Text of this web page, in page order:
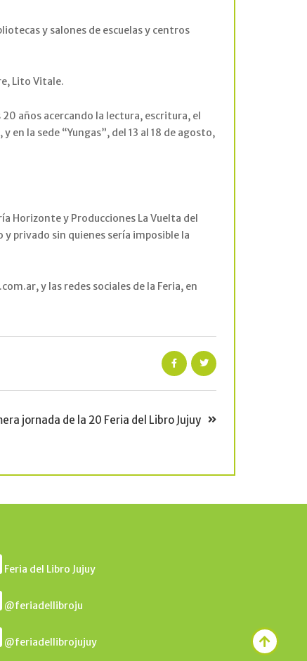
y salones de escuelas y centros
Lito Vitale.
años acercando la lectura, escritura, el
en la sede “Yungas”, del 13 al 18 de agosto,
Horizonte y Producciones La Vuelta del
privado sin quienes sería imposible la
y las redes sociales de la Feria, en
jornada de la 20 Feria del Libro Jujuy
Feria del Libro Jujuy
@feriadellibroju
@feriadellibrojujuy